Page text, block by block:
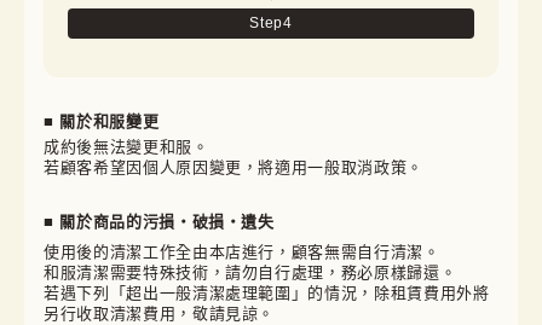
Step4
■ 關於和服變更
成約後無法變更和服。
若顧客希望因個人原因變更，將適用一般取消政策。
■ 關於商品的污損・破損・遺失
使用後的清潔工作全由本店進行，顧客無需自行清潔。
和服清潔需要特殊技術，請勿自行處理，務必原樣歸還。
若遇下列「超出一般清潔處理範圍」的情況，除租賃費用外將
另行收取清潔費用，敬請見諒。